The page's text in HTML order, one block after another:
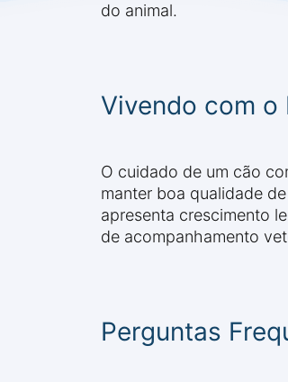
do animal.
Vivendo com o
O cuidado de um cão
manter boa qualidade
apresenta crescimento
de acompanhamento
Perguntas